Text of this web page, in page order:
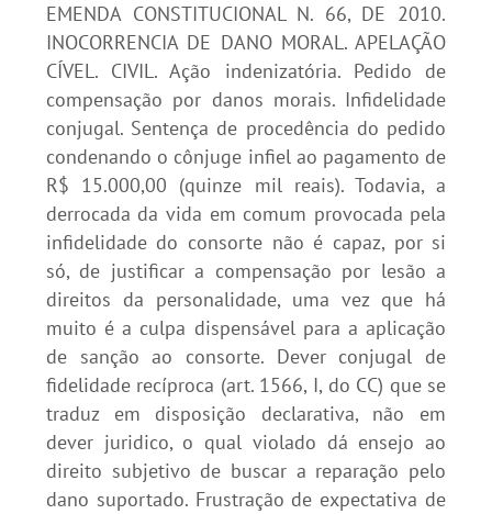
EMENDA CONSTITUCIONAL N. 66, DE 2010.
INOCORRENCIA DE DANO MORAL. APELAÇÃO
CÍVEL. CIVIL. Ação indenizatória. Pedido de
compensação por danos morais. Infidelidade
conjugal. Sentença de procedência do pedido
condenando o cônjuge infiel ao pagamento de
R$ 15.000,00 (quinze mil reais). Todavia, a
derrocada da vida em comum provocada pela
infidelidade do consorte não é capaz, por si
só, de justificar a compensação por lesão a
direitos da personalidade, uma vez que há
muito é a culpa dispensável para a aplicação
de sanção ao consorte. Dever conjugal de
fidelidade recíproca (art. 1566, I, do CC) que se
traduz em disposição declarativa, não em
dever juridico, o qual violado dá ensejo ao
direito subjetivo de buscar a reparação pelo
dano suportado. Frustração de expectativa de